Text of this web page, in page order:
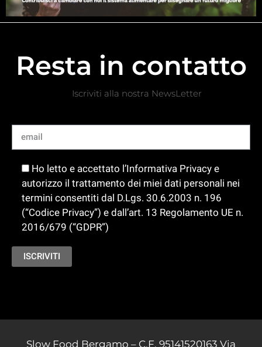
Resta in contatto
Iscriviti alla nostra NewsLetter
Ho letto e accettato l’Informativa Privacy e
autorizzo il trattamento dei miei dati personali nei
termini consentiti dal D.Lgs. 30.6.2003 n. 196
(“Codice Privacy”) e dall’art. 13 Regolamento UE n.
2016/679 (“GDPR”)
Slow Food Bergamo – C.F. 95141520163 Via